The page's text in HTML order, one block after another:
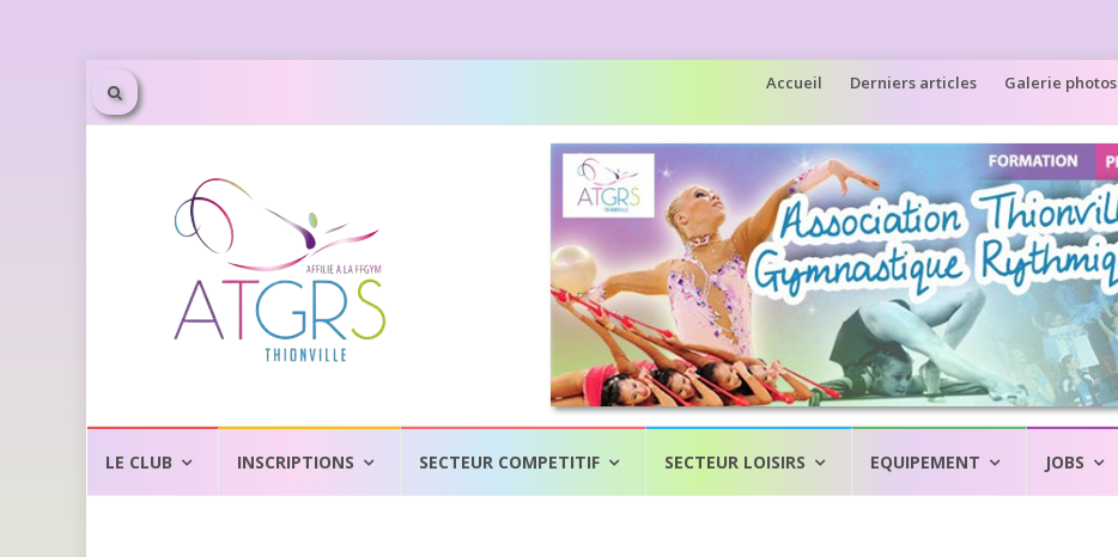
Aller
au
contenu
Accueil Derniers articles Galerie photos
LE CLUB INSCRIPTIONS SECTEUR COMPETITIF SECTEUR LOISIRS EQUIPEMENT JOBS